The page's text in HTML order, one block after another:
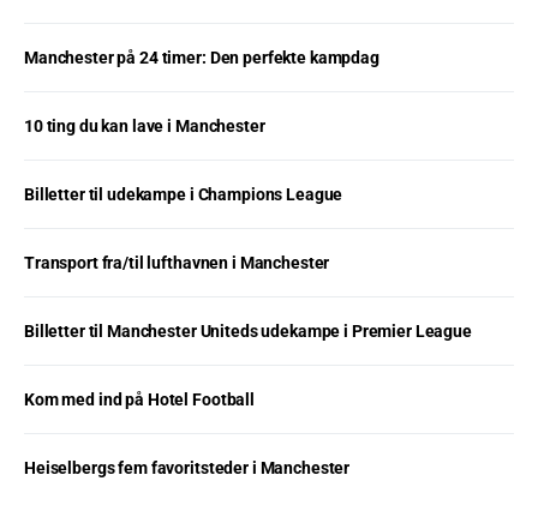
Manchester på 24 timer: Den perfekte kampdag
10 ting du kan lave i Manchester
Billetter til udekampe i Champions League
Transport fra/til lufthavnen i Manchester
Billetter til Manchester Uniteds udekampe i Premier League
Kom med ind på Hotel Football
Heiselbergs fem favoritsteder i Manchester